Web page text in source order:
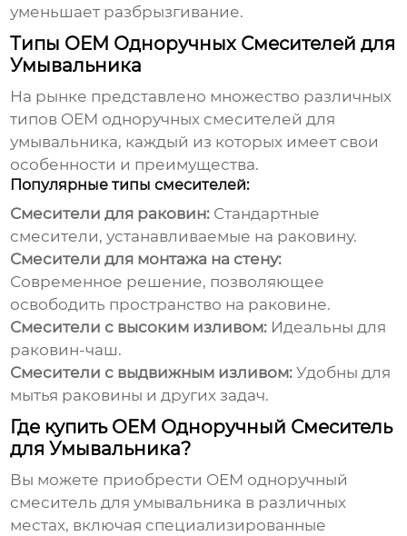
уменьшает разбрызгивание.
Типы OEM Одноручных Смесителей для
Умывальника
На рынке представлено множество различных
типов OEM одноручных смесителей для
умывальника, каждый из которых имеет свои
особенности и преимущества.
Популярные типы смесителей:
Смесители для раковин: Стандартные
смесители, устанавливаемые на раковину.
Смесители для монтажа на стену:
Современное решение, позволяющее
освободить пространство на раковине.
Смесители с высоким изливом: Идеальны для
раковин-чаш.
Смесители с выдвижным изливом: Удобны для
мытья раковины и других задач.
Где купить OEM Одноручный Смеситель
для Умывальника?
Вы можете приобрести OEM одноручный
смеситель для умывальника в различных
местах, включая специализированные